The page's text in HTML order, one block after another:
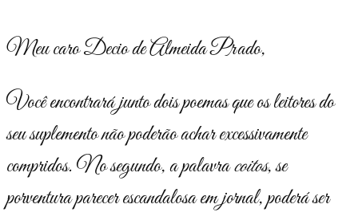
Meu caro Decio de Almeida Prado,
Você encontrará junto dois poemas que os leitores do
seu suplemento não poderão achar excessivamente
compridos. No segundo, a palavracoitos, se
porventura parecer escandalosa em jornal, poderá ser